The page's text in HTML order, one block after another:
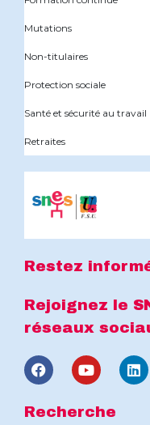
Mutations
Non-titulaires
Protection sociale
Santé et sécurité au travail
Retraites
Restez
Rejoignez le
réseaux
Recherche